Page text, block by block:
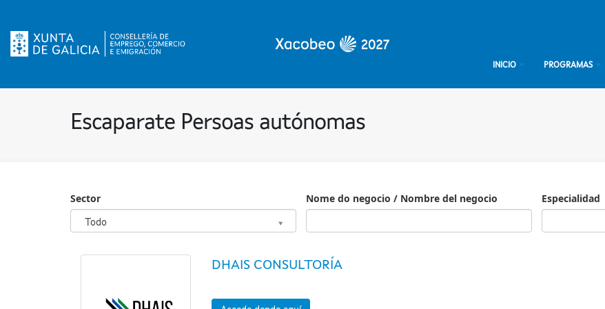
INICIO PROGRAMAS
Escaparate Persoas autónomas
Sector
Todo
Sector
Nome do negocio / Nombre del negocio
Especialidad
DHAIS CONSULTORÍA